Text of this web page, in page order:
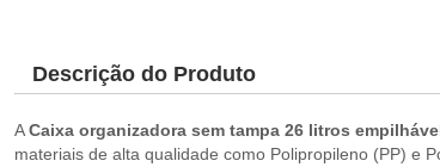
Descrição do Produto
ACaixa organizadora sem tampa 26 litros
materiais de alta qualidade como Polipropileno (PP) e